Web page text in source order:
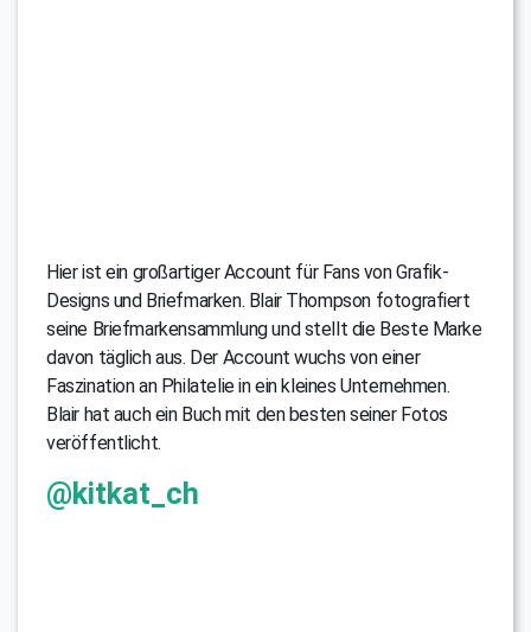
Hier ist ein großartiger Account für Fans von Grafik-
Designs und Briefmarken. Blair Thompson fotografiert
seine Briefmarkensammlung und stellt die Beste Marke
davon täglich aus. Der Account wuchs von einer
Faszination an Philatelie in ein kleines Unternehmen.
Blair hat auch ein Buch mit den besten seiner Fotos
veröffentlicht.
@kitkat_ch